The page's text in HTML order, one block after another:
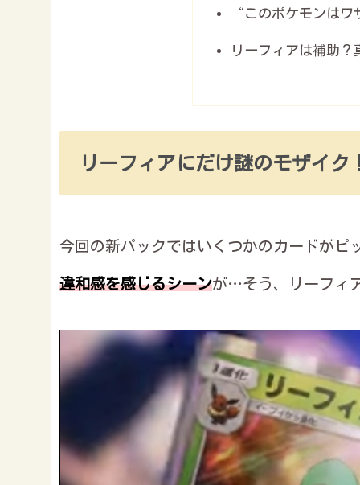
“このポケモンは
リーフィアは補助？
リーフィアにだけ謎のモザイク
今回の新パックではいくつかのカードがピ
違和感を感じるシーンが…そう、リーフィ